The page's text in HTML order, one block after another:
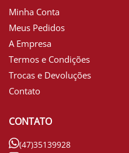
Minha Conta
Meus Pedidos
A Empresa
Termos e Condições
Trocas e Devoluções
Contato
CONTATO
(47)35139928